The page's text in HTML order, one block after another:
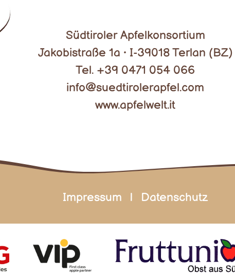
Südtiroler Apfelkonsortium
Jakobistraße 1a • I-39018 Terlan (BZ)
Tel. +39 0471 054 066
info@suedtirolerapfel.com
www.apfelwelt.it
Impressum | Datenschutz